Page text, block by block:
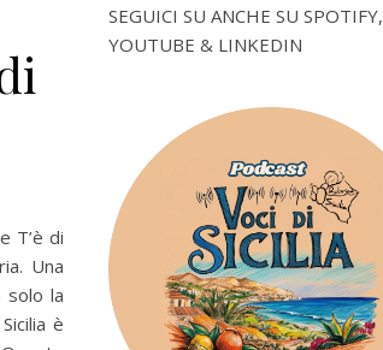
T’è di
Una
solo la
è
SEGUICI SU ANCHE SU SPOTIFY,
YOUTUBE & LINKEDIN